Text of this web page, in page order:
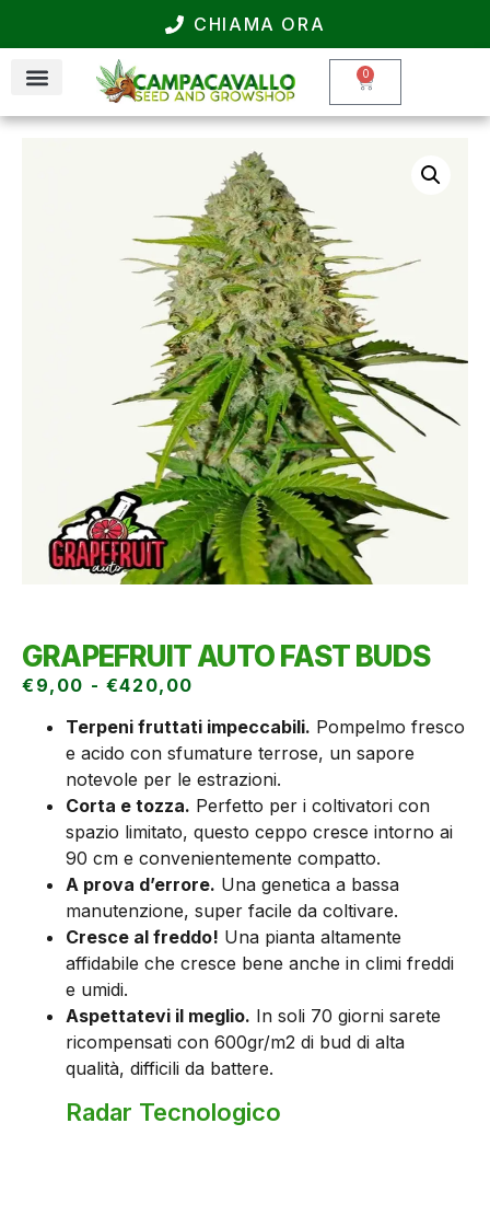
CHIAMA ORA
0
GRAPEFRUIT AUTO FAST BUDS
€ 9,00 - €420,00
Terpeni fruttati impeccabili. Pompelmo fresco
e acido con sfumature terrose, un sapore
notevole per le estrazioni.
Corta e tozza. Perfetto per i coltivatori con
spazio limitato, questo ceppo cresce intorno ai
90 cm e convenientemente compatto.
A prova d’errore. Una genetica a bassa
manutenzione, super facile da coltivare.
Cresce al freddo! Una pianta altamente
affidabile che cresce bene anche in climi freddi
e umidi.
Aspettatevi il meglio. In soli 70 giorni sarete
ricompensati con 600gr/m2 di bud di alta
qualità, difficili da battere.
Radar Tecnologico